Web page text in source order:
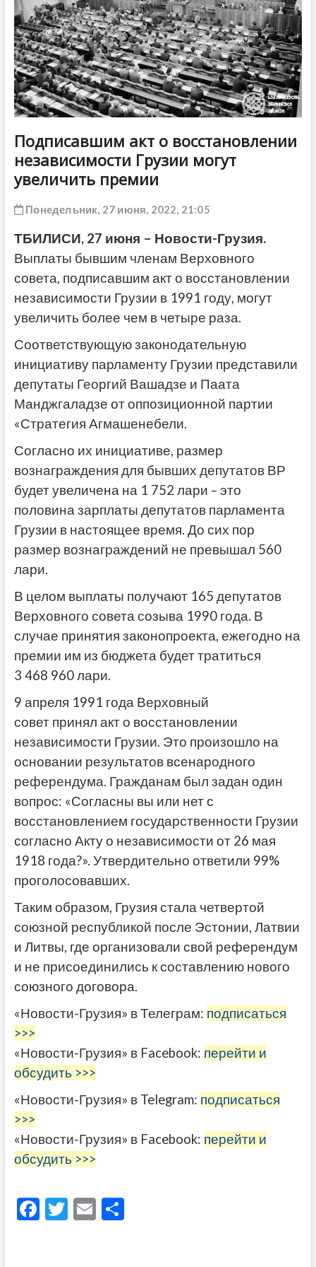
Подписавшим акт о восстановлении
независимости Грузии могут
увеличить премии
Понедельник, 27 июня, 2022, 21:05
ТБИЛИСИ, 27 июня – Новости-Грузия.
Выплаты бывшим членам Верховного
совета, подписавшим акт о восстановлении
независимости Грузии в 1991 году, могут
увеличить более чем в четыре раза.
Соответствующую законодательную
инициативу парламенту Грузии представили
депутаты Георгий Вашадзе и Паата
Манджгаладзе от оппозиционной партии
«Стратегия Агмашенебели.
Согласно их инициативе, размер
вознаграждения для бывших депутатов ВР
будет увеличена на 1 752 лари – это
половина зарплаты депутатов парламента
Грузии в настоящее время. До сих пор
размер вознаграждений не превышал 560
лари.
В целом выплаты получают 165 депутатов
Верховного совета созыва 1990 года. В
случае принятия законопроекта, ежегодно на
премии им из бюджета будет тратиться
3 468 960 лари.
9 апреля 1991 года Верховный
совет принял акт о восстановлении
независимости Грузии. Это произошло на
основании результатов всенародного
референдума. Гражданам был задан один
вопрос: «Согласны вы или нет с
восстановлением государственности Грузии
согласно Акту о независимости от 26 мая
1918 года?». Утвердительно ответили 99%
проголосовавших.
Таким образом, Грузия стала четвертой
союзной республикой после Эстонии, Латвии
и Литвы, где организовали свой референдум
и не присоединились к составлению нового
союзного договора.
«Новости-Грузия» в Телеграм: подписаться
>>>
«Новости-Грузия» в Facebook: перейти и
обсудить >>>
«Новости-Грузия» в Telegram: подписаться
>>>
«Новости-Грузия» в Facebook: перейти и
обсудить >>>
F T E О